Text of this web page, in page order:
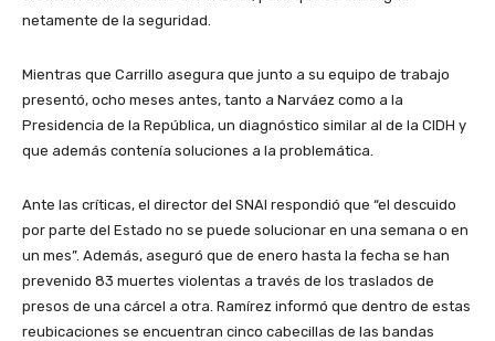
netamente de la seguridad.
Mientras que Carrillo asegura que junto a su equipo de trabajo
presentó, ocho meses antes, tanto a Narváez como a la
Presidencia de la República, un diagnóstico similar al de la CIDH y
que además contenía soluciones a la problemática.
Ante las críticas, el director del SNAI respondió que “el descuido
por parte del Estado no se puede solucionar en una semana o en
un mes”. Además, aseguró que de enero hasta la fecha se han
prevenido 83 muertes violentas a través de los traslados de
presos de una cárcel a otra. Ramírez informó que dentro de estas
reubicaciones se encuentran cinco cabecillas de las bandas